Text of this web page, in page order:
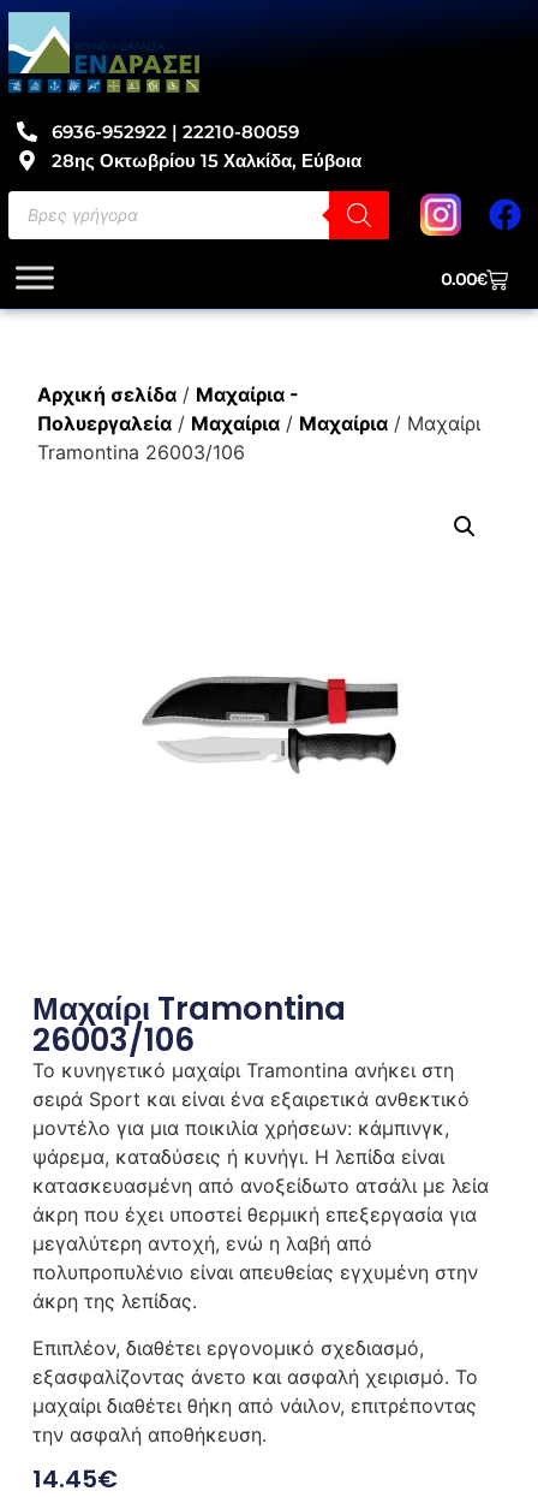
6936-952922 | 22210-80059
28ης Οκτωβρίου 15 Χαλκίδα, Εύβοια
0.00€
Αρχική σελίδα/ Μαχαίρια -
Πολυεργαλεία/ Μαχαίρια/ Μαχαίρια/ Μαχαίρι
Tramontina 26003/106
Μαχαίρι Tramontina
26003/106
Το κυνηγετικό μαχαίρι Tramontina ανήκει στη
σειρά Sport και είναι ένα εξαιρετικά ανθεκτικό
μοντέλο για μια ποικιλία χρήσεων: κάμπινγκ,
ψάρεμα, καταδύσεις ή κυνήγι. Η λεπίδα είναι
κατασκευασμένη από ανοξείδωτο ατσάλι με λεία
άκρη που έχει υποστεί θερμική επεξεργασία για
μεγαλύτερη αντοχή, ενώ η λαβή από
πολυπροπυλένιο είναι απευθείας εγχυμένη στην
άκρη της λεπίδας.
Επιπλέον, διαθέτει εργονομικό σχεδιασμό,
εξασφαλίζοντας άνετο και ασφαλή χειρισμό. Το
μαχαίρι διαθέτει θήκη από νάιλον, επιτρέποντας
την ασφαλή αποθήκευση.
14.45€